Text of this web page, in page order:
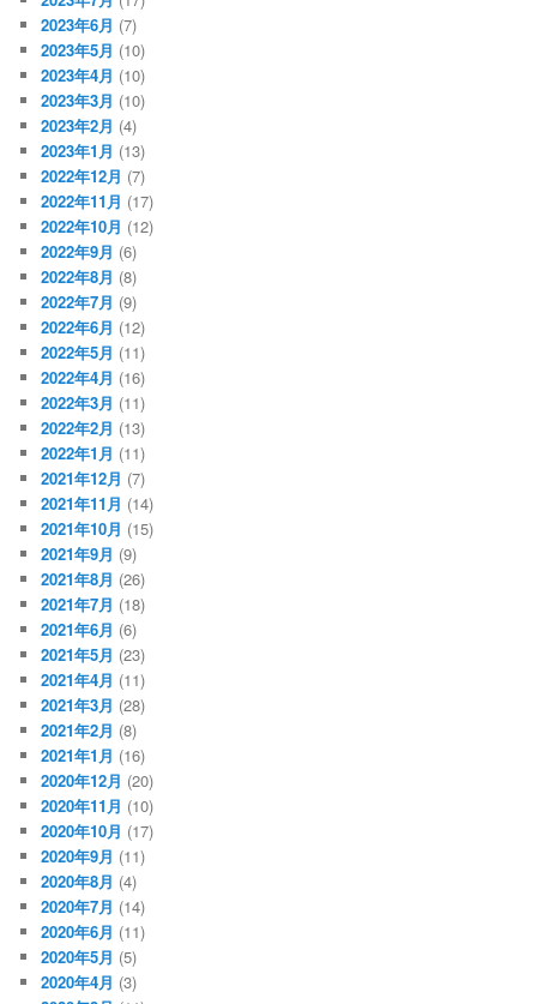
2023年6月 (7)
2023年5月 (10)
2023年4月 (10)
2023年3月 (10)
2023年2月 (4)
2023年1月 (13)
2022年12月 (7)
2022年11月 (17)
2022年10月 (12)
2022年9月 (6)
2022年8月 (8)
2022年7月 (9)
2022年6月 (12)
2022年5月 (11)
2022年4月 (16)
2022年3月 (11)
2022年2月 (13)
2022年1月 (11)
2021年12月 (7)
2021年11月 (14)
2021年10月 (15)
2021年9月 (9)
2021年8月 (26)
2021年7月 (18)
2021年6月 (6)
2021年5月 (23)
2021年4月 (11)
2021年3月 (28)
2021年2月 (8)
2021年1月 (16)
2020年12月 (20)
2020年11月 (10)
2020年10月 (17)
2020年9月 (11)
2020年8月 (4)
2020年7月 (14)
2020年6月 (11)
2020年5月 (5)
2020年4月 (3)